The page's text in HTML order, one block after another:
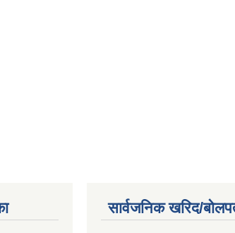
सार्वजनिक खरिद/